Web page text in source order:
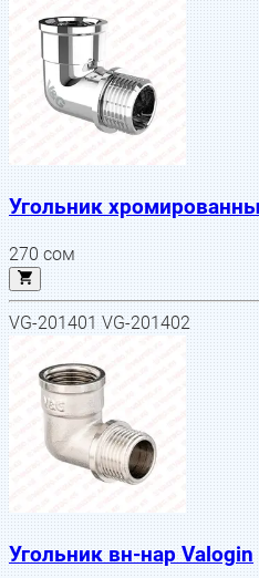
Угольник
270сом
VG-201401 VG-201402
Угольник вн-нар Valogin